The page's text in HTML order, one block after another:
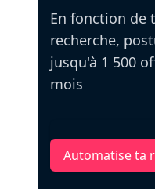
En fonction de
recherche,
jusqu'à 1 500
mois
Automatise ta